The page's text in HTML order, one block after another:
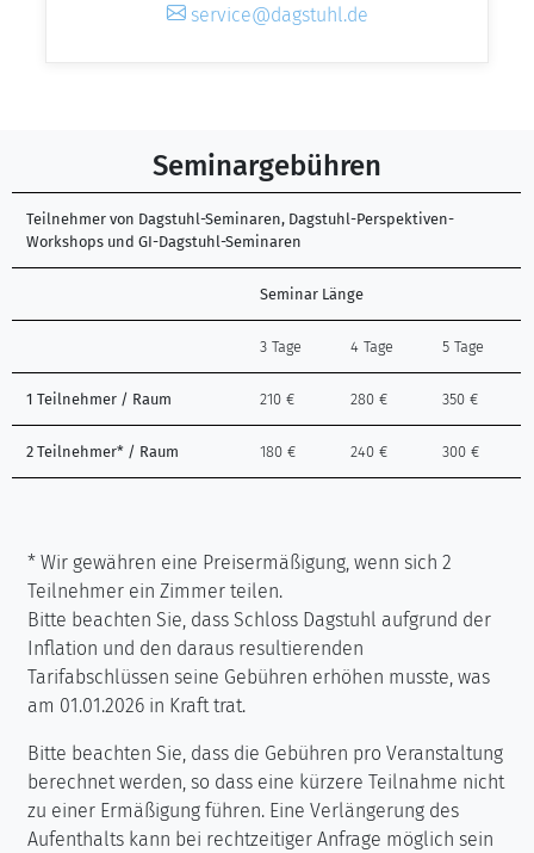
service@dagstuhl.de
Seminargebühren
Teilnehmer von Dagstuhl-Seminaren, Dagstuhl-Perspektiven-
Workshops und GI-Dagstuhl-Seminaren
Seminar Länge
3 Tage 4 Tage 5 Tage
1 Teilnehmer / Raum 210 € 280 € 350 €
2 Teilnehmer* / Raum 180 € 240 € 300 €
* Wir gewähren eine Preisermäßigung, wenn sich 2
Teilnehmer ein Zimmer teilen.
Bitte beachten Sie, dass Schloss Dagstuhl aufgrund der
Inflation und den daraus resultierenden
Tarifabschlüssen seine Gebühren erhöhen musste, was
am 01.01.2026 in Kraft trat.
Bitte beachten Sie, dass die Gebühren pro Veranstaltung
berechnet werden, so dass eine kürzere Teilnahme nicht
zu einer Ermäßigung führen. Eine Verlängerung des
Aufenthalts kann bei rechtzeitiger Anfrage möglich sein